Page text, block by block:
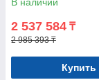
В наличии
2 537 584 ₸
2 985 393 ₸
Купить